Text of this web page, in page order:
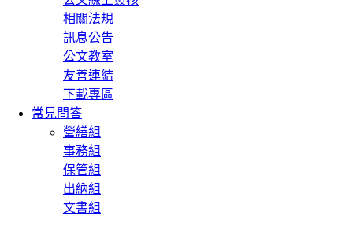
相關法規
訊息公告
公文教室
友善連結
下載專區
常見問答
營繕組
事務組
保管組
出納組
文書組